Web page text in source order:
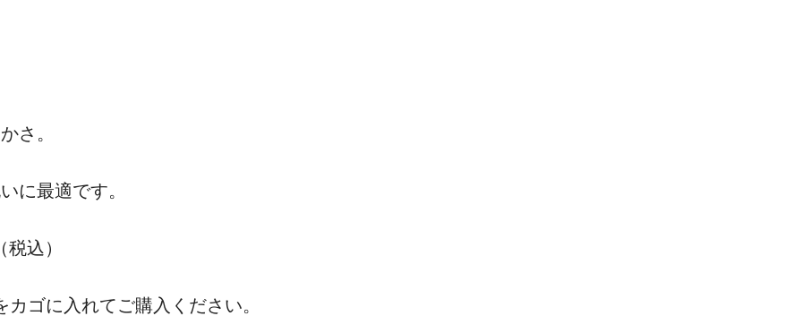
さ。
に最適です。
込）
ゴに入れてご購入ください。